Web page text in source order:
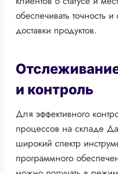
обеспечивать точность
доставки продуктов.
и контроль
Для эффективного
процессов на складе
широкий спектр
программного